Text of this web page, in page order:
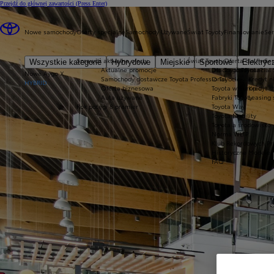
Przejdź do głównej zawartości (Press Enter)
Nowe samochody
Wszystkie kategorie Hybrydowe Miejskie Sportowe
Nowe Aygo X
HYBRID
Oferty specjalne
Sprawdź aktualne oferty
Aktualne promocje
Samochody dostawcze Toyota Professional
Oferta biznesowa
Auta używane
Rok potęgi 8 premier
Samochody Używane Świat Toyoty
Świat Toyoty
Dlaczego Toyota?
O Toyocie
Toyota w Europie
Fabryki Toyoty
Toyota Way
Toyota Mobility
Toyota a środowisko
Norma WLTP
Klub Rekordowych
Historyczne Modele
FAQ
Finansowanie
Oferta dla firm
Toyota Financial
Kredyt
Kredyt
Leasing